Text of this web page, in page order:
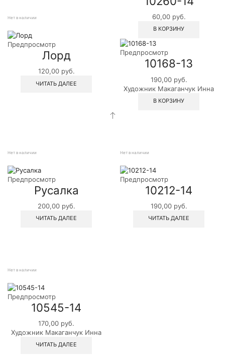
Нет в наличии
Предпросмотр
Лорд
120,00 руб.
ЧИТАТЬ ДАЛЕЕ
60,00 руб.
В КОРЗИНУ
Предпросмотр
10168-13
190,00 руб.
Художник Макаганчук Инна
В КОРЗИНУ
Нет в наличии
Предпросмотр
Русалка
200,00 руб.
ЧИТАТЬ ДАЛЕЕ
Нет в наличии
Предпросмотр
10212-14
190,00 руб.
ЧИТАТЬ ДАЛЕЕ
Нет в наличии
Предпросмотр
10545-14
170,00 руб.
Художник Макаганчук Инна
ЧИТАТЬ ДАЛЕЕ